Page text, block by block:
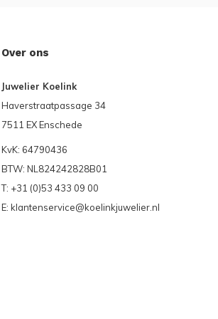
Over ons
Juwelier Koelink
Haverstraatpassage 34
7511 EX Enschede
KvK: 64790436
BTW: NL824242828B01
T: +31 (0)53 433 09 00
E: klantenservice@koelinkjuwelier.nl